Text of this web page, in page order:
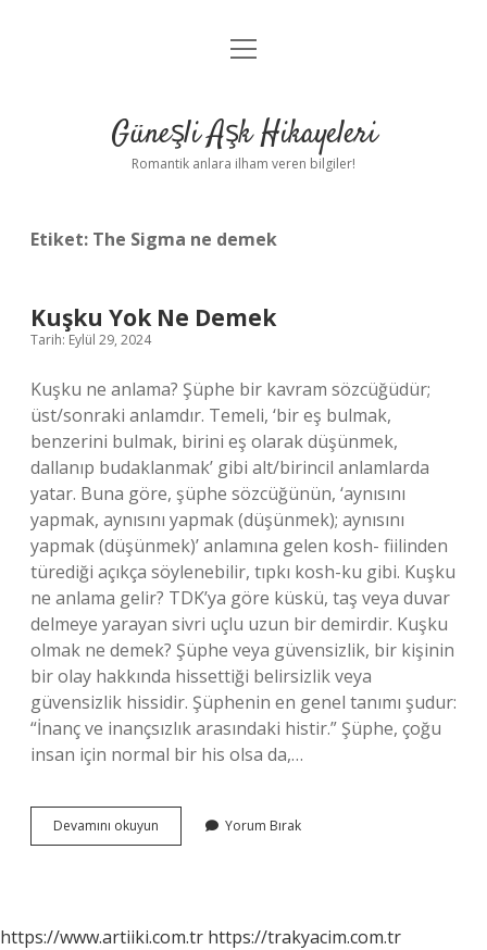
Anasayfa
Yasal Uyarı
menüyü
Güneşli Aşk Hikayeleri
Romantik anlara ilham veren bilgiler!
Etiket: The Sigma ne demek
Kuşku Yok Ne Demek
Tarih: Eylül 29, 2024
Kuşku ne anlama? Şüphe bir kavram sözcüğüdür;
üst/sonraki anlamdır. Temeli, ‘bir eş bulmak,
benzerini bulmak, birini eş olarak düşünmek,
dallanıp budaklanmak’ gibi alt/birincil anlamlarda
yatar. Buna göre, şüphe sözcüğünün, ‘aynısını
yapmak, aynısını yapmak (düşünmek); aynısını
yapmak (düşünmek)’ anlamına gelen kosh- fiilinden
türediği açıkça söylenebilir, tıpkı kosh-ku gibi. Kuşku
ne anlama gelir? TDK’ya göre küskü, taş veya duvar
delmeye yarayan sivri uçlu uzun bir demirdir. Kuşku
olmak ne demek? Şüphe veya güvensizlik, bir kişinin
bir olay hakkında hissettiği belirsizlik veya
güvensizlik hissidir. Şüphenin en genel tanımı şudur:
“İnanç ve inançsızlık arasındaki histir.” Şüphe, çoğu
insan için normal bir his olsa da,…
Devamını okuyun
Yok
Yorum Bırak
https://www.artiiki.com.tr https://trakyacim.com.tr